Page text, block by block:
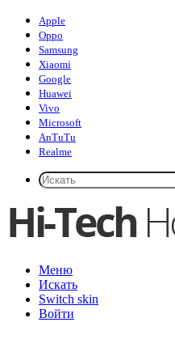
Apple
Oppo
Samsung
Xiaomi
Google
Huawei
Vivo
Microsoft
AnTuTu
Realme
Меню
Искать
Switch skin
Войти